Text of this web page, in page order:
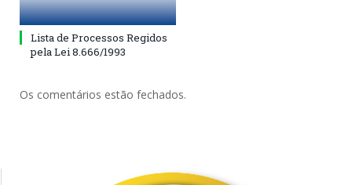
Lista de Processos Regidos
pela Lei 8.666/1993
Os comentários estão fechados.